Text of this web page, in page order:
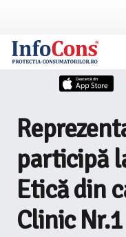
participă
Etică din
Clinic